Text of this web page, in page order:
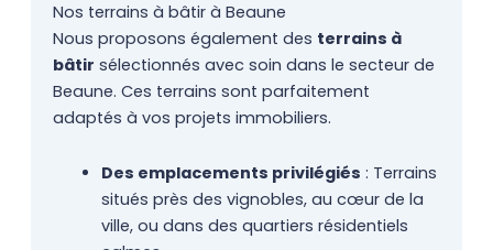
Nos terrains à bâtir à Beaune
Nous proposons également des terrains à
bâtir sélectionnés avec soin dans le secteur de
Beaune. Ces terrains sont parfaitement
adaptés à vos projets immobiliers.
Des emplacements privilégiés : Terrains
situés près des vignobles, au cœur de la
ville, ou dans des quartiers résidentiels